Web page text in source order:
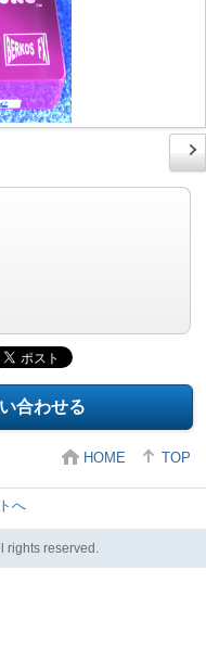
合わせる
HOME TOP
へ
rights reserved.